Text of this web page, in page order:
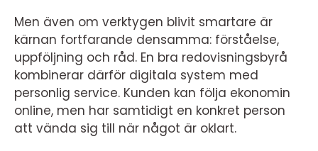
Men även om verktygen blivit smartare är
kärnan fortfarande densamma: förståelse,
uppföljning och råd. En bra redovisningsbyrå
kombinerar därför digitala system med
personlig service. Kunden kan följa ekonomin
online, men har samtidigt en konkret person
att vända sig till när något är oklart.